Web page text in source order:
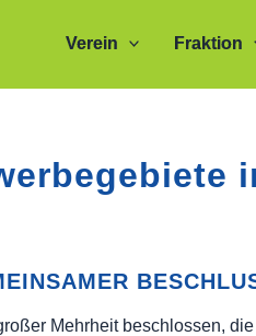
Verein Fraktion
Mehrheit beschlossen,